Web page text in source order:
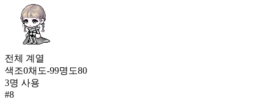
전체 계열
색조0채도-99명도80
3명 사용
#8